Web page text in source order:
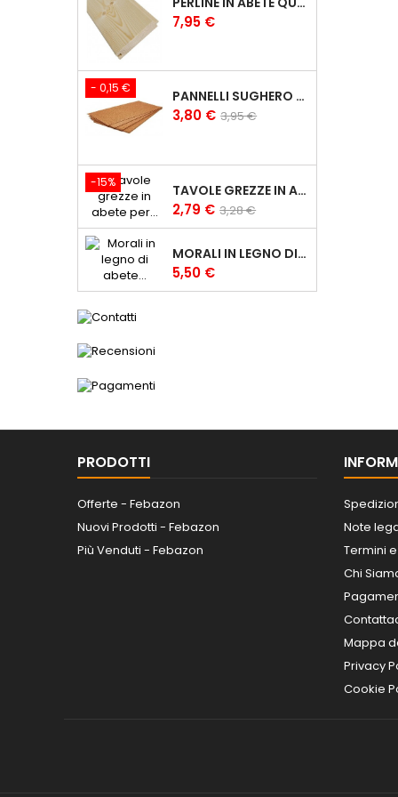
Prezzo
7,95 €
- 0,15 € PANNELLI SUGHERO SUPERCOMPRESSO DA 3 MM - 100X50CM FOGLI SUGHERO
Prezzo
3,80 € Prezzo
3,95 €
-15% TAVOLE GREZZE IN ABETE PER CARPENTERIA 2,5X10 CM TAVOLE IN LEGNO
Prezzo
2,79 € Prezzo
base
3,28 €
MORALI IN LEGNO DI ABETE GREZZI 6X6 CM MORALE GREZZO
Prezzo
5,50 €
PRODOTTI
Offerte - Febazon
Nuovi Prodotti - Febazon
Più Venduti - Febazon
Note
Termini
Chi
Mappa
Privacy
Cookie